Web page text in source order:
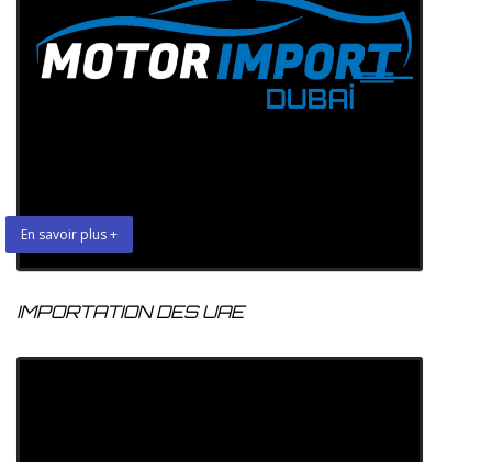
En savoir plus +
IMPORTATION DES UAE